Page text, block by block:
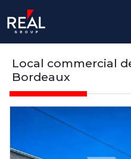
Local commercial
Bordeaux